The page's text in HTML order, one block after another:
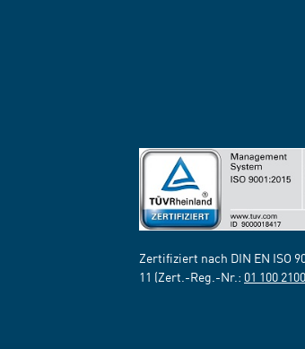
Zertifiziert nach DIN EN ISO
11 (Zert.-Reg.-Nr.: 01 100